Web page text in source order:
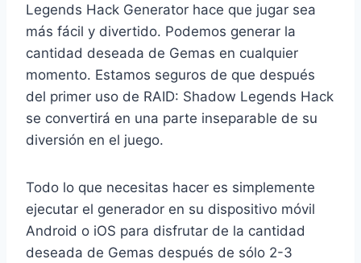
Legends Hack Generator hace que jugar sea
más fácil y divertido. Podemos generar la
cantidad deseada de Gemas en cualquier
momento. Estamos seguros de que después
del primer uso de RAID: Shadow Legends Hack
se convertirá en una parte inseparable de su
diversión en el juego.
Todo lo que necesitas hacer es simplemente
ejecutar el generador en su dispositivo móvil
Android o iOS para disfrutar de la cantidad
deseada de Gemas después de sólo 2-3